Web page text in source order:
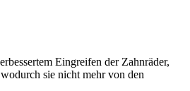
Eingreifen der Zahnräder,
sie nicht mehr von den